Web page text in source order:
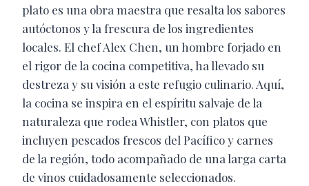
plato es una obra maestra que resalta los sabores
autóctonos y la frescura de los ingredientes
locales. El chef Alex Chen, un hombre forjado en
el rigor de la cocina competitiva, ha llevado su
destreza y su visión a este refugio culinario. Aquí,
la cocina se inspira en el espíritu salvaje de la
naturaleza que rodea Whistler, con platos que
incluyen pescados frescos del Pacífico y carnes
de la región, todo acompañado de una larga carta
de vinos cuidadosamente seleccionados.